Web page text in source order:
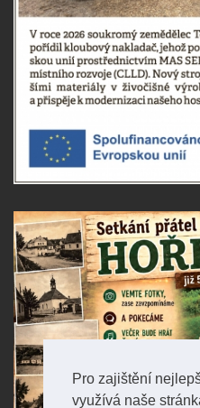
Pro zajištění
využívá naše